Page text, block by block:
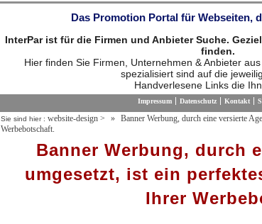
Das Promotion Portal für Webseiten,
InterPar ist für die Firmen und Anbieter Suche.
finden.
Hier finden Sie Firmen, Unternehmen & Anbieter
spezialisiert sind auf die
Handverlesene Links die
Impressum Datenschutz Kontakt
Sie sind hier : website-design >
Banner Werbung, durch eine versierte
Werbebotschaft.
Banner Werbung, durch
umgesetzt, ist ein
Ihrer